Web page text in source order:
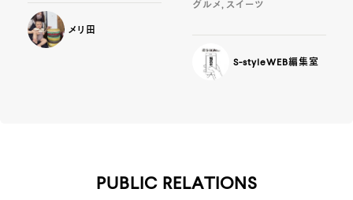
メリ田
グルメ, スイーツ
S-styleWEB編集室
PUBLIC RELATIONS